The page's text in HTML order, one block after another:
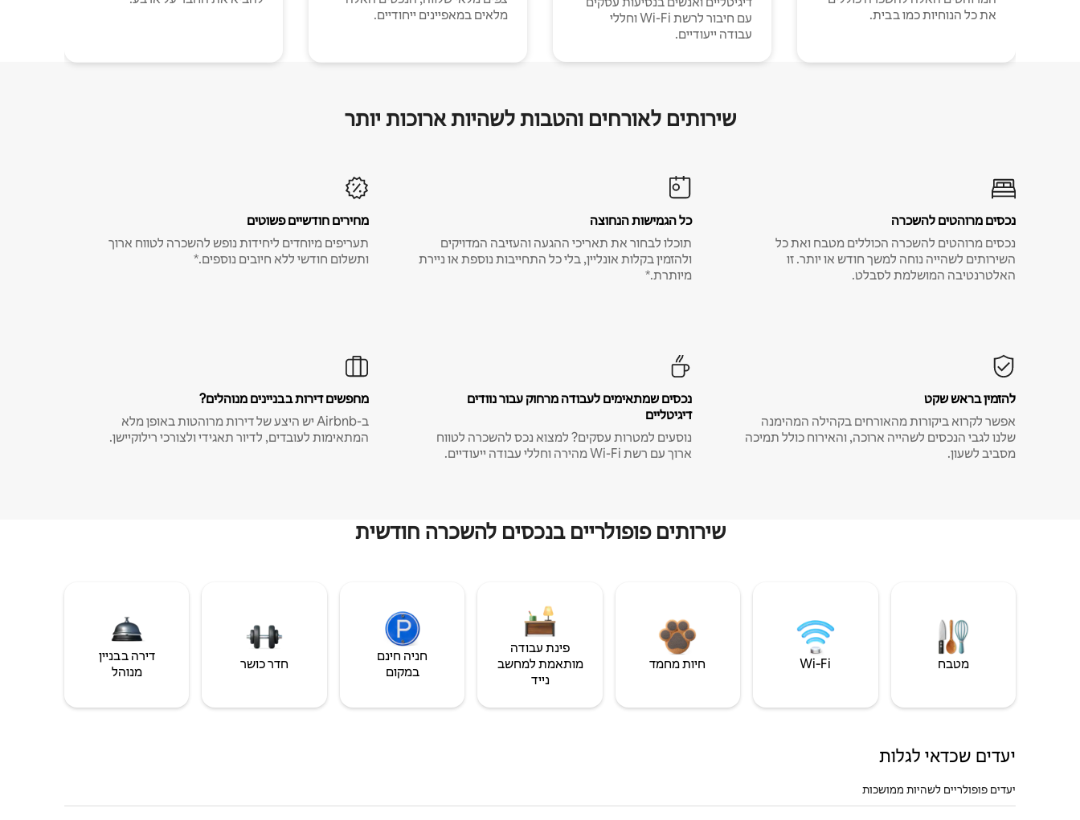
את כל הנוחיות כמו בבית.
עם חיבור לרשת Wi-Fi וחללי
עבודה ייעודיים.
מלאים במאפיינים ייחודיים.
שירותים לאורחים והטבות לשהיות ארוכות יותר
נכסים מרוהטים להשכרה
נכסים מרוהטים להשכרה הכוללים מטבח ואת כל
השירותים לשהייה נוחה למשך חודש או יותר. זו
האלטרנטיבה המושלמת לסבלט.
כל הגמישות הנחוצה
תוכלו לבחור את תאריכי ההגעה והעזיבה המדויקים
ולהזמין בקלות אונליין, בלי כל התחייבות נוספת או ניירת
מיותרת.*
מחירים חודשיים פשוטים
תעריפים מיוחדים ליחידות נופש להשכרה לטווח ארוך
ותשלום חודשי ללא חיובים נוספים.*
להזמין בראש שקט
אפשר לקרוא ביקורות מהאורחים בקהילה המהימנה
שלנו לגבי הנכסים לשהייה ארוכה, והאירוח כולל תמיכה
מסביב לשעון.
נכסים שמתאימים לעבודה מרחוק עבור נוודים
דיגיטליים
נוסעים למטרות עסקים? למצוא נכס להשכרה לטווח
ארוך עם רשת Wi-Fi מהירה וחללי עבודה ייעודיים.
מחפשים דירות בבניינים מנוהלים?
ב-Airbnb יש היצע של דירות מרוהטות באופן מלא
המתאימות לעובדים, לדיור תאגידי ולצורכי רילוקיישן.
שירותים פופולריים בנכסים להשכרה חודשית
מטבח Wi‑Fi חיות מחמד
פינת עבודה
מותאמת למחשב
נייד
חניה חינם
במקום
חדר כושר
דירה בבניין
מנוהל
יעדים שכדאי לגלות
יעדים פופולריים לשהיות ממושכות